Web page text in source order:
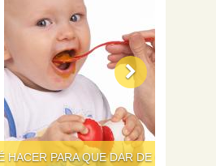
DE COMER A LOS NIÑOS